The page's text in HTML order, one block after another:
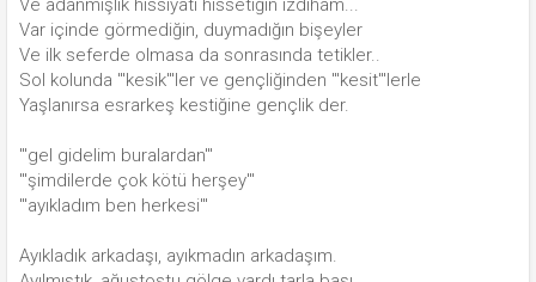
Var içinde görmediğin, duymadığın bişeyler
Ve ilk seferde olmasa da sonrasında tetikler..
Sol kolunda '"kesik'"ler ve gençliğinden '"kesit'"lerle
Yaşlanırsa esrarkeş kestiğine gençlik der.
'"gel gidelim buralardan'"
'"şimdilerde çok kötü herşey'"
'"ayıkladım ben herkesi'"
Ayıkladık arkadaşı, ayıkmadın arkadaşım.